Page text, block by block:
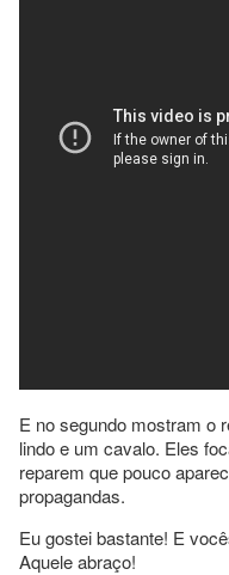
E no segundo mostram o
lindo e um cavalo. Eles
reparem que pouco
propagandas.
Eu gostei bastante! E
Aquele abraço!